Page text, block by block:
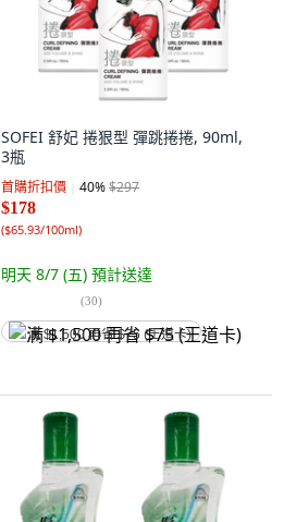
SOFEI 舒妃 捲狠型 彈跳捲捲, 90ml,
3瓶
首購折扣價 40%$297
$178
($65.93/100ml)
明天 8/7 (五) 預計送達
(30)
满 $1,500 再省 $75 (王道卡)